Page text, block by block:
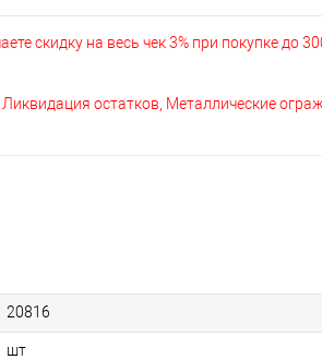
скидку на весь чек 3% при покупке до
остатков, Металлические
20816
шт